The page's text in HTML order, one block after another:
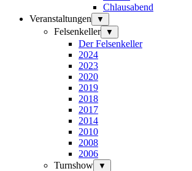
Chlausabend
Veranstaltungen
▼
Felsenkeller ▼
Der Felsenkeller
2024
2023
2020
2019
2018
2017
2014
2010
2008
2006
Turnshow
▼